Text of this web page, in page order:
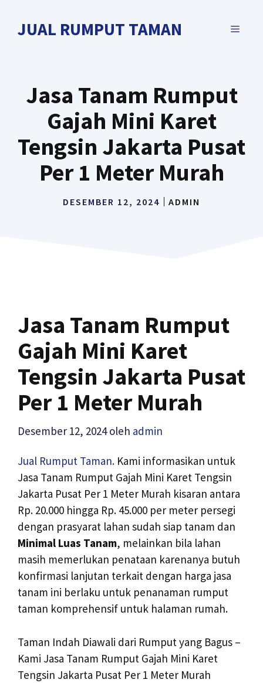
JUAL RUMPUT TAMAN MENU
Jasa Tanam Rumput
Gajah Mini Karet
Tengsin Jakarta Pusat
Per 1 Meter Murah
DESEMBER 12, 2024 ADMIN
Jasa Tanam Rumput
Gajah Mini Karet
Tengsin Jakarta Pusat
Per 1 Meter Murah
Desember 12, 2024 oleh admin
Jual Rumput Taman. Kami informasikan untuk
Jasa Tanam Rumput Gajah Mini Karet Tengsin
Jakarta Pusat Per 1 Meter Murah kisaran antara
Rp. 20.000 hingga Rp. 45.000 per meter persegi
dengan prasyarat lahan sudah siap tanam dan
Minimal Luas Tanam, melainkan bila lahan
masih memerlukan penataan karenanya butuh
konfirmasi lanjutan terkait dengan harga jasa
tanam ini berlaku untuk penanaman rumput
taman komprehensif untuk halaman rumah.
Taman Indah Diawali dari Rumput yang Bagus –
Kami Jasa Tanam Rumput Gajah Mini Karet
Tengsin Jakarta Pusat Per 1 Meter Murah